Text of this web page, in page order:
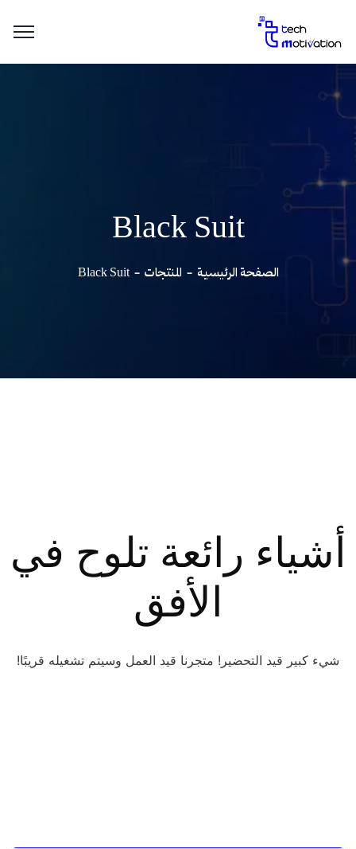
Black Suit
الصفحة الرئيسية المنتجات Black Suit
أشياء رائعة تلوح في
الأفق
شيء كبير قيد التحضير! متجرنا قيد العمل وسيتم تشغيله قريبًا!